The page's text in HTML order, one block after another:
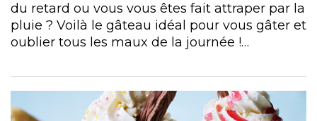
du retard ou vous vous êtes fait attraper par la
pluie ? Voilà le gâteau idéal pour vous gâter et
oublier tous les maux de la journée !…